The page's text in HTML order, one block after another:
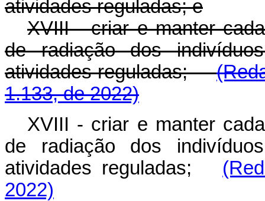
atividades reguladas; e
XVIII - criar e manter
de radiação dos
atividades reguladas;
1.133, de 2022)
XVIII - criar e manter
de radiação dos
atividades reguladas;
2022)